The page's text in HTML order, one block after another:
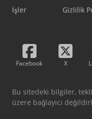
İşler Gizlilik
Facebook X
Bu sitedeki bilgiler,
üzere bağlayıcı